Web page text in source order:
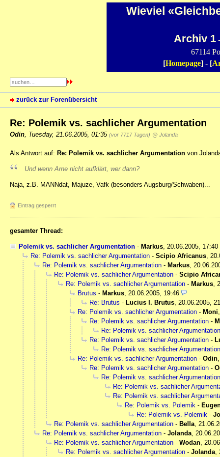
Wieviel
Archiv 1
67114
[Homepage] - [
zurück zur Forenübersicht
Re: Polemik vs. sachlicher Argumentation
Odin Tuesday, 21.06.2005, 01:35 (vor 7717 Tagen) @ Jolanda
Als Antwort auf: Re: Polemik vs. sachlicher Argumentation von
Und wenn Arne nicht aufklärt, wer dann?
Naja, z.B. MANNdat, Majuze, Vafk (besonders Augsburg/Schwaben)...
Eintrag gesperrt
gesamter Thread:
Polemik vs. sachlicher Argumentation - Markus, 20.06.2005, 17:40
Re: Polemik vs. sachlicher Argumentation - Scipio Africanus,
Re: Polemik vs. sachlicher Argumentation - Markus,
Re: Polemik vs. sachlicher Argumentation - Scipio
Re: Polemik vs. sachlicher Argumentation - Markus,
Brutus - Markus, 20.06.2005, 19:46
Re: Brutus - Lucius I. Brutus, 20.06.2005,
Re: Polemik vs. sachlicher Argumentation - Moni
Re: Polemik vs. sachlicher Argumentation -
Re: Polemik vs. sachlicher Argumentation
Re: Polemik vs. sachlicher Argumentation -
Re: Polemik vs. sachlicher Argumentation
Re: Polemik vs. sachlicher Argumentation - Odin
Re: Polemik vs. sachlicher Argumentation -
Re: Polemik vs. sachlicher Argumentation
Re: Polemik vs. sachlicher
Re: Polemik vs. sachlicher
Re: Polemik vs. Polemik -
Re: Polemik vs. Polemik -
Re: Polemik vs. sachlicher Argumentation - Bella,
Re: Polemik vs. sachlicher Argumentation - Jolanda,
Re: Polemik vs. sachlicher Argumentation - Wodan,
Re: Polemik vs. sachlicher Argumentation - Jolanda,